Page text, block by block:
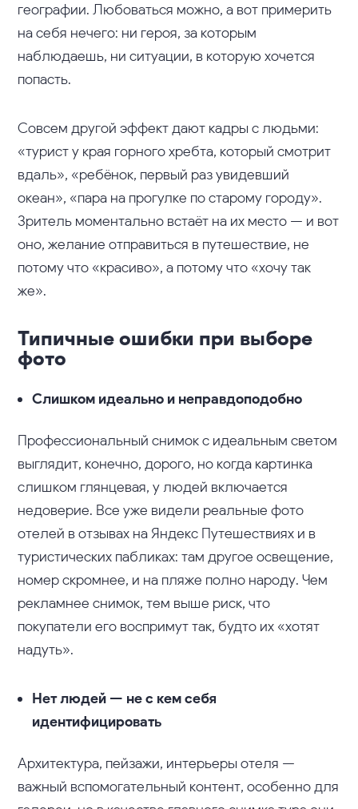
географии. Любоваться можно, а вот примерить
на себя нечего: ни героя, за которым
наблюдаешь, ни ситуации, в которую хочется
попасть.
Совсем другой эффект дают кадры с людьми:
«турист у края горного хребта, который смотрит
вдаль», «ребёнок, первый раз увидевший
океан», «пара на прогулке по старому городу».
Зритель моментально встаёт на их место — и вот
оно, желание отправиться в путешествие, не
потому что «красиво», а потому что «хочу так
же».
Типичные ошибки при выборе
фото
Слишком идеально и неправдоподобно
Профессиональный снимок с идеальным светом
выглядит, конечно, дорого, но когда картинка
слишком глянцевая, у людей включается
недоверие. Все уже видели реальные фото
отелей в отзывах на Яндекс Путешествиях и в
туристических пабликах: там другое освещение,
номер скромнее, и на пляже полно народу. Чем
рекламнее снимок, тем выше риск, что
покупатели его воспримут так, будто их «хотят
надуть».
Нет людей — не с кем себя
идентифицировать
Архитектура, пейзажи, интерьеры отеля —
важный вспомогательный контент, особенно для